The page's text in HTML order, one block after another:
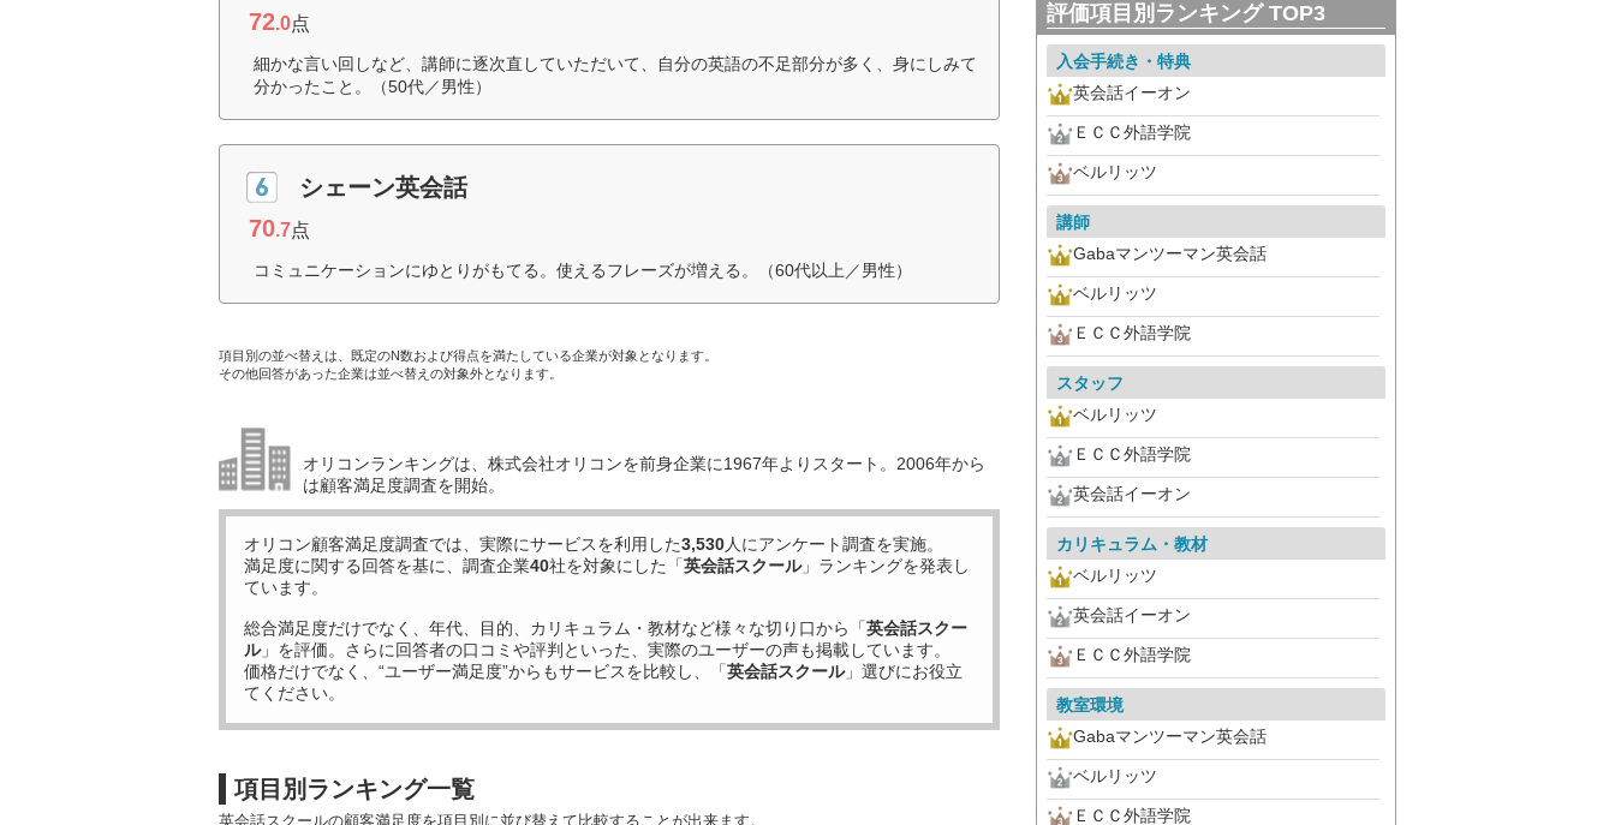
72.0点
細かな言い回しなど、講師に逐次直していただいて、自分の英語の不足部分が多く、身にしみて
分かったこと。（50代／男性）
シェーン英会話
70.7点
コミュニケーションにゆとりがもてる。使えるフレーズが増える。（60代以上／男性）
項目別の並べ替えは、既定のN数および得点を満たしている企業が対象となります。
その他回答があった企業は並べ替えの対象外となります。
オリコンランキングは、株式会社オリコンを前身企業に1967年よりスタート。2006年から
は顧客満足度調査を開始。
オリコン顧客満足度調査では、実際にサービスを利用した3,530人にアンケート調査を実施。
満足度に関する回答を基に、調査企業40社を対象にした「英会話スクール」ランキングを発表し
ています。
総合満足度だけでなく、年代、目的、カリキュラム・教材など様々な切り口から「英会話スクー
ル」を評価。さらに回答者の口コミや評判といった、実際のユーザーの声も掲載しています。
価格だけでなく、“ユーザー満足度”からもサービスを比較し、「英会話スクール」選びにお役立
てください。
項目別ランキング一覧
英会話スクールの顧客満足度を項目別に並び替えて比較することが出来ます。
評価項目別ランキング TOP3
入会手続き・特典
英会話イーオン
ＥＣＣ外語学院
ベルリッツ
講師
Gabaマンツーマン英会話
ベルリッツ
ＥＣＣ外語学院
スタッフ
ベルリッツ
ＥＣＣ外語学院
英会話イーオン
カリキュラム・教材
ベルリッツ
英会話イーオン
ＥＣＣ外語学院
教室環境
Gabaマンツーマン英会話
ベルリッツ
ＥＣＣ外語学院